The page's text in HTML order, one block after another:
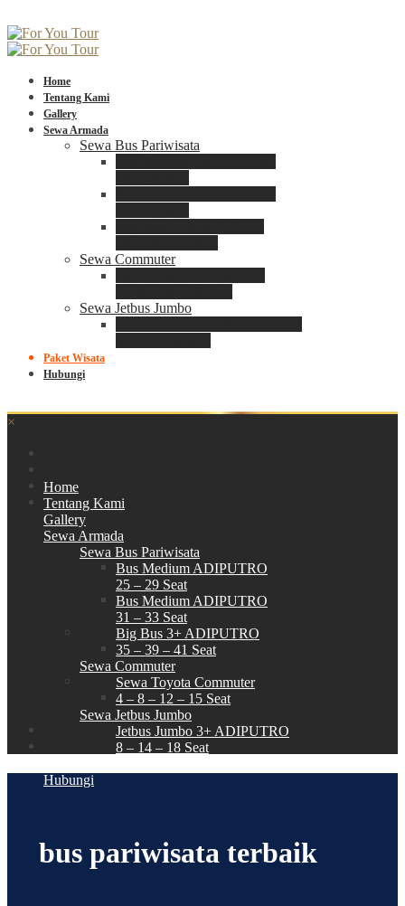
Home
Tentang Kami
Gallery
Sewa Armada
Sewa Bus Pariwisata
Sewa Commuter
Sewa Jetbus Jumbo
Paket Wisata
Hubungi
×
Home
Tentang Kami
Gallery
Sewa Armada
Sewa Bus Pariwisata
Bus Medium ADIPUTRO
25 – 29 Seat
Bus Medium ADIPUTRO
31 – 33 Seat
Big Bus 3+ ADIPUTRO
35 – 39 – 41 Seat
Sewa Commuter
Sewa Toyota Commuter
4 – 8 – 12 – 15 Seat
Sewa Jetbus Jumbo
Jetbus Jumbo 3+ ADIPUTRO
8 – 14 – 18 Seat
Hubungi
bus pariwisata terbaik